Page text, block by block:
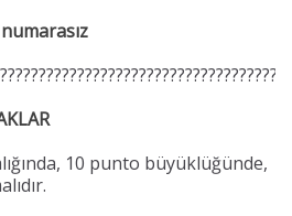
10 punto büyüklüğünde,